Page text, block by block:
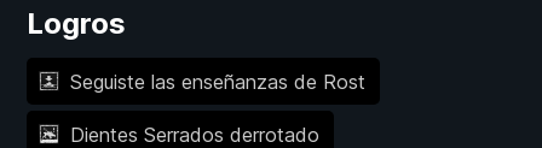
Logros
Seguiste las enseñanzas de Rost
Dientes Serrados derrotado